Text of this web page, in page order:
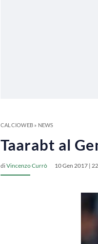
CALCIOWEB» NEWS
Taarabt al
diVincenzo Currò 10 Gen 2017 |